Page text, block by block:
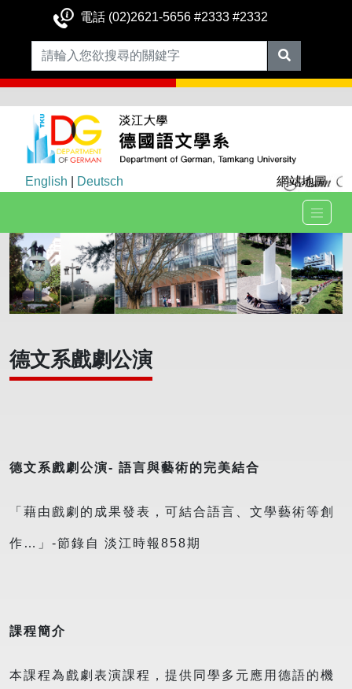
電話 (02)2621-5656 #2333 #2332
English Deutsch 網站地圖
德文系戲劇公演
德文系戲劇公演- 語言與藝術的完美結合
「藉由戲劇的成果發表，可結合語言、文學藝術等創
作…」-節錄自 淡江時報858期
課程簡介
本課程為戲劇表演課程，提供同學多元應用德語的機